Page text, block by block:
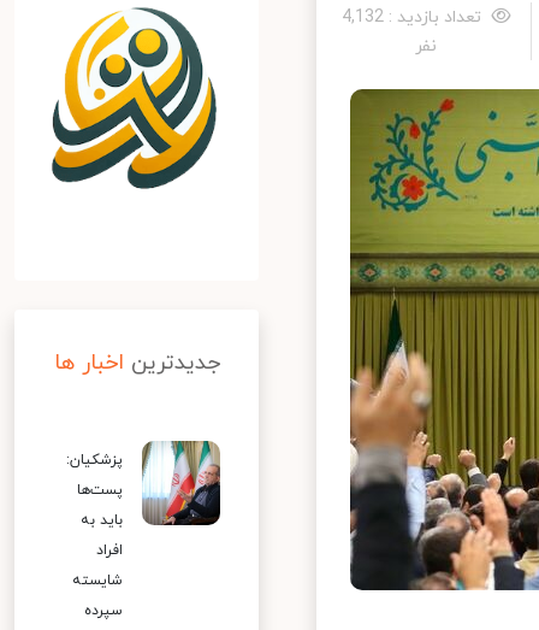
تعداد بازدید : 4,132
نفر
جدیدترین اخبار ها
پزشکیان:
پست‌ها
باید به
افراد
شایسته
سپرده